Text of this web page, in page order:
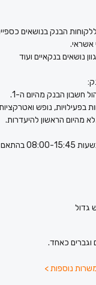
הבנק בנושאים
אשראי.
נושאים בנקאיים ועוד
חשבון הבנק מהיום ה-1.
בפעילויות, נופש
מהיום הראשון להיעדרות.
העבודה בימים א'-
גדול
וגברים כאחד.
נוספות>